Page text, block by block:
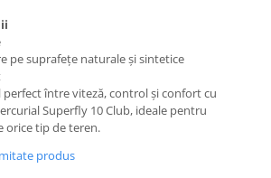
pe suprafețe naturale și sintetice
perfect între viteză, control și confort cu
Superfly 10 Club, ideale pentru
orice tip de teren.
produs